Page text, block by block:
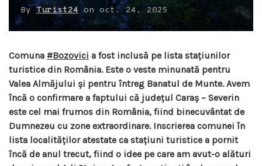
ByTurist24 on oct. 24, 2025
Comuna #Bozovici a fost inclusă pe lista stațiunilor
turistice din România. Este o veste minunată pentru
Valea Almăjului și pentru întreg Banatul de Munte. Avem
încă o confirmare a faptului că județul Caraș – Severin
este cel mai frumos din România, fiind binecuvântat de
Dumnezeu cu zone extraordinare. Inscrierea comunei în
lista localităților atestate ca stațiuni turistice a pornit
încă de anul trecut, fiind o idee pe care am avut-o alături